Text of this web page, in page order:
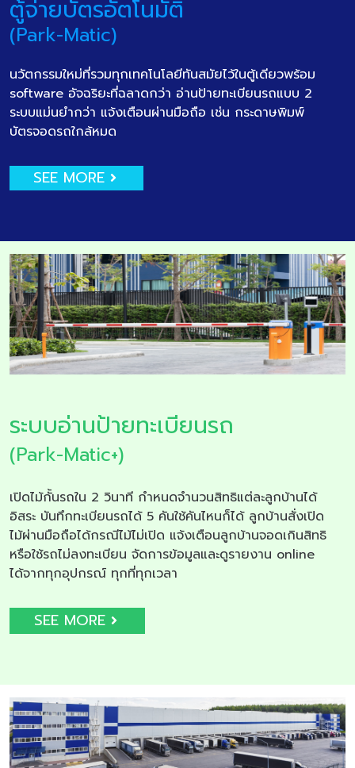
ตู้จ่ายบัตรอัตโนมัติ
(Park-Matic)
นวัตกรรมใหม่ที่รวมทุกเทคโนโลยีทันสมัยไว้ในตู้เดียวพร้อม
software อัจฉริยะที่ฉลาดกว่า อ่านป้ายทะเบียนรถแบบ 2
ระบบแม่นยำกว่า แจ้งเตือนผ่านมือถือ เช่น กระดาษพิมพ์
บัตรจอดรถใกล้หมด
SEE MORE
ระบบอ่านป้ายทะเบียนรถ
(Park-Matic+)
เปิดไม้กั้นรถใน 2 วินาที กำหนดจำนวนสิทธิแต่ละลูกบ้านได้
อิสระ บันทึกทะเบียนรถได้ 5 คันใช้คันไหนก็ได้ ลูกบ้านสั่งเปิด
ไม้ผ่านมือถือได้กรณีไม้ไม่เปิด แจ้งเตือนลูกบ้านจอดเกินสิทธิ
หรือใช้รถไม่ลงทะเบียน จัดการข้อมูลและดูรายงาน online
ได้จากทุกอุปกรณ์ ทุกที่ทุกเวลา
SEE MORE